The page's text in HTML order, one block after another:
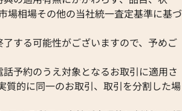
場相場その他の当社統一査定基準に基づ
する可能性がございますので、予めご
予約のうえ対象となるお取引に適用さ
質的に同一のお取引、取引を分割した場